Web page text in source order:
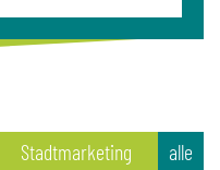
Stadtmarketing
alle